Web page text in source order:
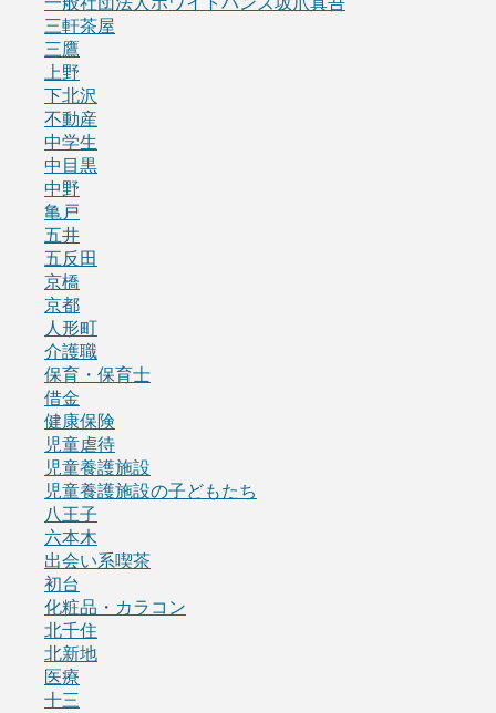
三軒茶屋
三鷹
上野
下北沢
不動産
中学生
中目黒
中野
亀戸
五井
五反田
京橋
京都
人形町
介護職
保育・保育士
借金
健康保険
児童虐待
児童養護施設
児童養護施設の子どもたち
八王子
六本木
出会い系喫茶
初台
化粧品・カラコン
北千住
北新地
医療
十三